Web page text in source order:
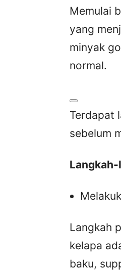
Memulai
yang
minyak
normal.
Terdapat
sebelum
Langkah
kelapa
baku,